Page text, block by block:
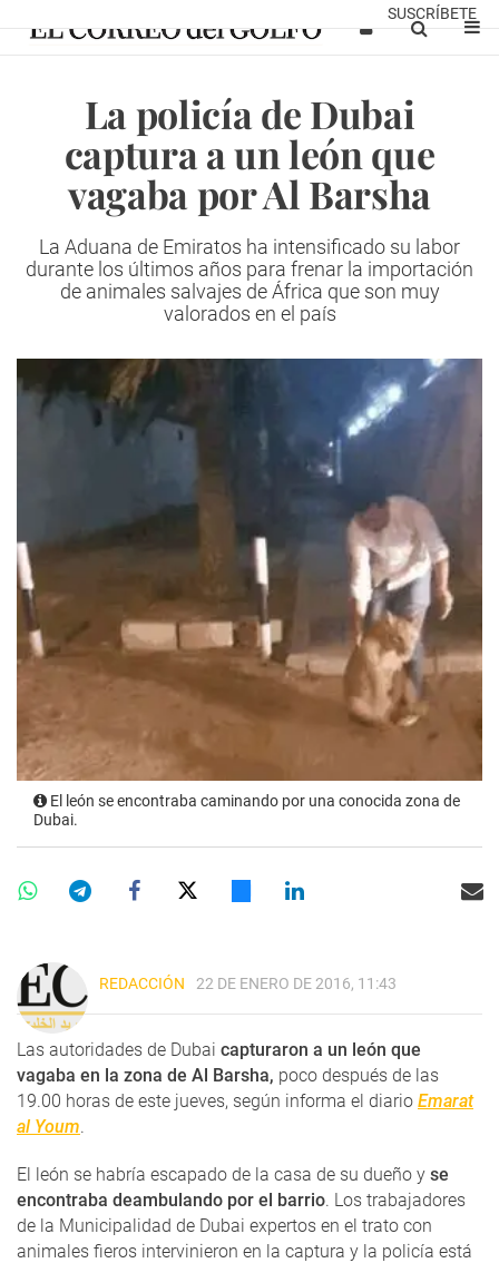
SUSCRÍBETE
La policía de Dubai
captura a un león que
vagaba por Al Barsha
La Aduana de Emiratos ha intensificado su labor
durante los últimos años para frenar la importación
de animales salvajes de África que son muy
valorados en el país
El león se encontraba caminando por una conocida zona de
Dubai.
REDACCIÓN 22 DE ENERO DE 2016, 11:43
Las autoridades de Dubai capturaron a un león que
vagaba en la zona de Al Barsha, poco después de las
19.00 horas de este jueves, según informa el diario Emarat
al Youm.
El león se habría escapado de la casa de su dueño y se
encontraba deambulando por el barrio. Los trabajadores
de la Municipalidad de Dubai expertos en el trato con
animales fieros intervinieron en la captura y la policía está